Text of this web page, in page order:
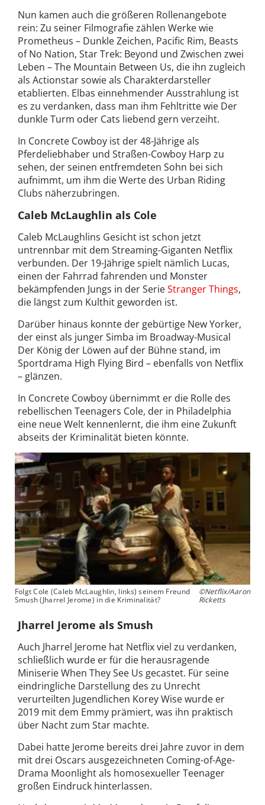
Nun kamen auch die größeren Rollenangebote
rein: Zu seiner Filmografie zählen Werke wie
Prometheus – Dunkle Zeichen, Pacific Rim, Beasts
of No Nation, Star Trek: Beyond und Zwischen zwei
Leben – The Mountain Between Us, die ihn zugleich
als Actionstar sowie als Charakterdarsteller
etablierten. Elbas einnehmender Ausstrahlung ist
es zu verdanken, dass man ihm Fehltritte wie Der
dunkle Turm oder Cats liebend gern verzeiht.
In Concrete Cowboy ist der 48-Jährige als
Pferdeliebhaber und Straßen-Cowboy Harp zu
sehen, der seinen entfremdeten Sohn bei sich
aufnimmt, um ihm die Werte des Urban Riding
Clubs näherzubringen.
Caleb McLaughlin als Cole
Caleb McLaughlins Gesicht ist schon jetzt
untrennbar mit dem Streaming-Giganten Netflix
verbunden. Der 19-Jährige spielt nämlich Lucas,
einen der Fahrrad fahrenden und Monster
bekämpfenden Jungs in der SerieStranger Things,
die längst zum Kulthit geworden ist.
Darüber hinaus konnte der gebürtige New Yorker,
der einst als junger Simba im Broadway-Musical
Der König der Löwen auf der Bühne stand, im
Sportdrama High Flying Bird – ebenfalls von Netflix
– glänzen.
In Concrete Cowboy übernimmt er die Rolle des
rebellischen Teenagers Cole, der in Philadelphia
eine neue Welt kennenlernt, die ihm eine Zukunft
abseits der Kriminalität bieten könnte.
Folgt Cole (Caleb McLaughlin, links) seinem Freund
Smush (Jharrel Jerome) in die Kriminalität?
©Netflix/Aaron
Ricketts
Jharrel Jerome als Smush
Auch Jharrel Jerome hat Netflix viel zu verdanken,
schließlich wurde er für die herausragende
Miniserie When They See Us gecastet. Für seine
eindringliche Darstellung des zu Unrecht
verurteilten Jugendlichen Korey Wise wurde er
2019 mit dem Emmy prämiert, was ihn praktisch
über Nacht zum Star machte.
Dabei hatte Jerome bereits drei Jahre zuvor in dem
mit drei Oscars ausgezeichneten Coming-of-Age-
Drama Moonlight als homosexueller Teenager
großen Eindruck hinterlassen.